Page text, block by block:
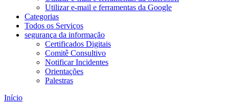
Utilizar e-mail e ferramentas da Google
Categorias
Todos os Serviços
segurança da informação
Certificados Digitais
Comitê Consultivo
Notificar Incidentes
Orientações
Palestras
Início